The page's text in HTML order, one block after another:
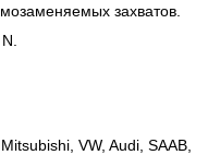
захватов.
VW, Audi, SAAB,